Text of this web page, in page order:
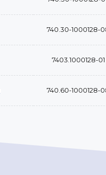
740.30-1000128-
7403.1000128-01
740.60-1000128-